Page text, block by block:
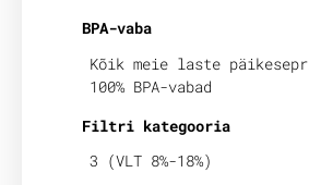
BPA-vaba
Kõik meie laste
100% BPA-vabad
Filtri kategooria
3 (VLT 8%-18%)